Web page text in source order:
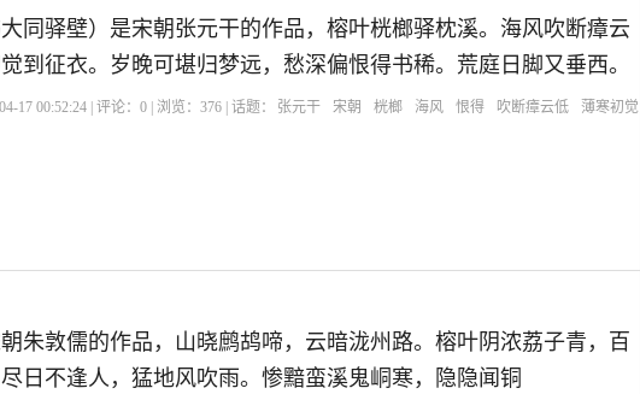
同驿壁）是宋朝张元干的作品，榕叶桄榔驿枕溪。海风吹断瘴云
到征衣。岁晚可堪归梦远，愁深偏恨得书稀。荒庭日脚又垂西。
17 00:52:24 | 评论：0 | 浏览：376 | 话题： 张元干 宋朝 桄榔 海风 恨得 吹断瘴云低
薄寒初觉
朝朱敦儒的作品，山晓鹧鸪啼，云暗泷州路。榕叶阴浓荔子青，百
日不逢人，猛地风吹雨。惨黯蛮溪鬼峒寒，隐隐闻铜